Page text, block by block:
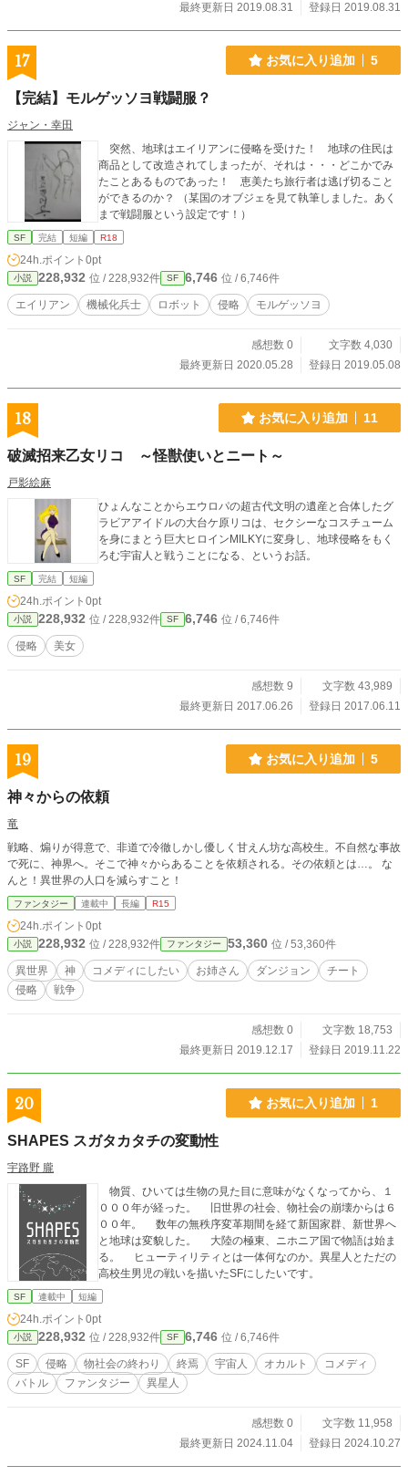
最終更新日 2019.08.31
登録日 2019.08.31
17 お気に入り追加 5
【完結】モルゲッソヨ戦闘服？
ジャン・幸田
突然、地球はエイリアンに侵略を受けた！ 地球の住民は
商品として改造されてしまったが、それは・・・どこかでみ
たことあるものであった！ 恵美たち旅行者は逃げ切ること
ができるのか？ （某国のオブジェを見て執筆しました。あく
まで戦闘服という設定です！）
SF 完結 短編 R18
24h.ポイント 0pt
小説 228,932 位 / 228,932件 SF 6,746 位 / 6,746件
エイリアン 機械化兵士 ロボット 侵略 モルゲッソヨ
感想数 0
文字数 4,030
最終更新日 2020.05.28
登録日 2019.05.08
18 お気に入り追加 11
破滅招来乙女リコ ～怪獣使いとニート～
戸影絵麻
ひょんなことからエウロパの超古代文明の遺産と合体したグ
ラビアアイドルの大台ケ原リコは、セクシーなコスチューム
を身にまとう巨大ヒロインMILKYに変身し、地球侵略をもく
ろむ宇宙人と戦うことになる、というお話。
SF 完結 短編
24h.ポイント 0pt
小説 228,932 位 / 228,932件 SF 6,746 位 / 6,746件
侵略 美女
感想数 9
文字数 43,989
最終更新日 2017.06.26
登録日 2017.06.11
19 お気に入り追加 5
神々からの依頼
竜
戦略、煽りが得意で、非道で冷徹しかし優しく甘えん坊な高校生。不自然な事故
で死に、神界へ。そこで神々からあることを依頼される。その依頼とは…。 な
んと！異世界の人口を減らすこと！
ファンタジー 連載中 長編 R15
24h.ポイント 0pt
小説 228,932 位 / 228,932件 ファンタジー 53,360 位 / 53,360件
異世界 神 コメディにしたい お姉さん ダンジョン
チート
侵略
戦争
感想数 0
文字数 18,753
最終更新日 2019.12.17
登録日 2019.11.22
20 お気に入り追加 1
SHAPES スガタカタチの変動性
宇路野 朧
物質、ひいては生物の見た目に意味がなくなってから、１
０００年が経った。 旧世界の社会、物社会の崩壊からは６
００年。 数年の無秩序変革期間を経て新国家群、新世界へ
と地球は変貌した。 大陸の極東、ニホニア国で物語は始ま
る。 ヒューティリティとは一体何なのか。異星人とただの
高校生男児の戦いを描いたSFにしたいです。
SF 連載中 短編
24h.ポイント 0pt
小説 228,932 位 / 228,932件 SF 6,746 位 / 6,746件
SF 侵略 物社会の終わり 終焉 宇宙人 オカルト
コメディ
バトル
ファンタジー 異星人
感想数 0
文字数 11,958
最終更新日 2024.11.04
登録日 2024.10.27